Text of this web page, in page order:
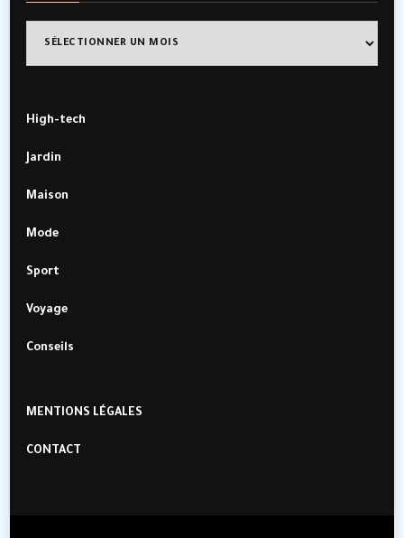
High-tech
Jardin
Maison
Mode
Sport
Voyage
Conseils
MENTIONS LÉGALES
CONTACT